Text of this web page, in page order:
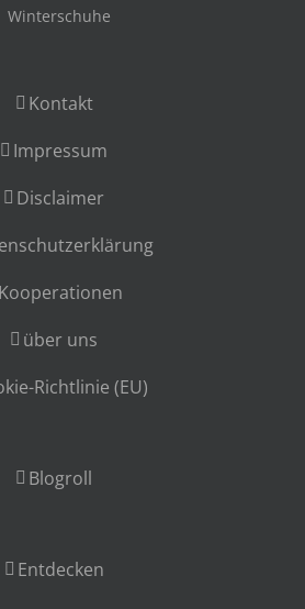
Winterschuhe
Kontakt
Impressum
Disclaimer
Kooperationen
über uns
Richtlinie (EU)
Blogroll
Entdecken